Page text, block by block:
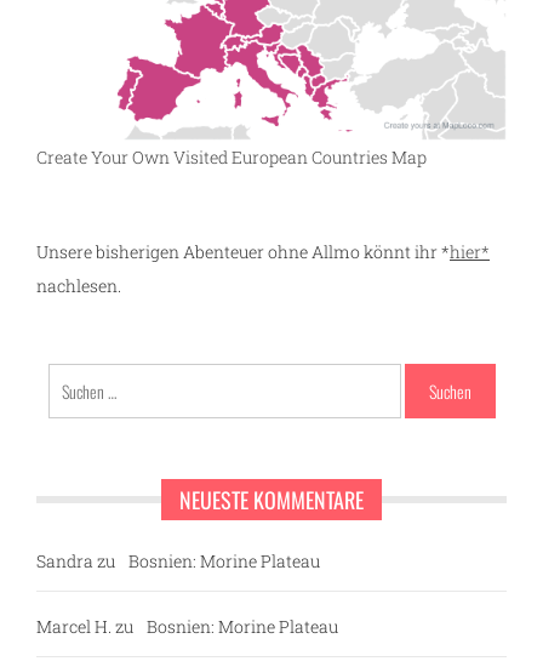
Create Your Own Visited European Countries Map
Unsere bisherigen Abenteuer ohne Allmo könnt ihr *hier*
nachlesen.
Suchen
nach:
NEUESTE KOMMENTARE
Sandra zu Bosnien: Morine Plateau
Marcel H. zu Bosnien: Morine Plateau